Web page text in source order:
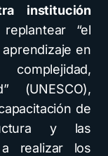
institución
“el
en
(UNESCO),
de
y las
realizar los